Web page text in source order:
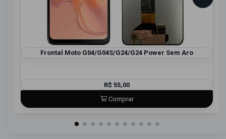
Frontal Moto G04/G04S/G24/G24 Power Sem Aro
R$ 55,00
Comprar